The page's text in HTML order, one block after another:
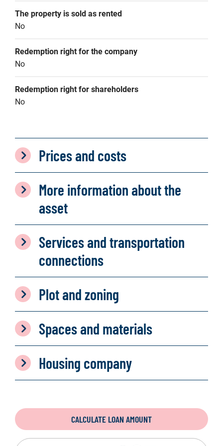
The property is sold as rented
No
Redemption right for the company
No
Redemption right for shareholders
No
Prices and costs
More information about the
asset
Services and transportation
connections
Plot and zoning
Spaces and materials
Housing company
CALCULATE LOAN AMOUNT